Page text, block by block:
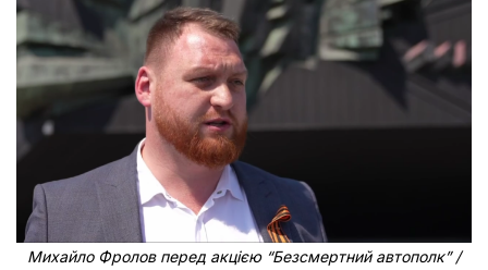
Михайло Фролов перед акцією “Безсмертний автополк” /